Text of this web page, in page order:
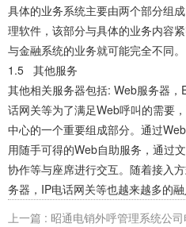
具体的业务系统主要由两个部分组
理软件，该部分与具体的业务内容
与金融系统的业务就可能完全不同。
1.5 其他服务
其他相关服务器包括: Web服务器
话网关等为了满足Web呼叫的需要
中心的一个重要组成部分。通过
用随手可得的Web自助服务，通过
协作等与座席进行交互。随着接入
务器，IP电话网关等也越来越多的融
上一篇 : 昭通电销外呼管理系统公